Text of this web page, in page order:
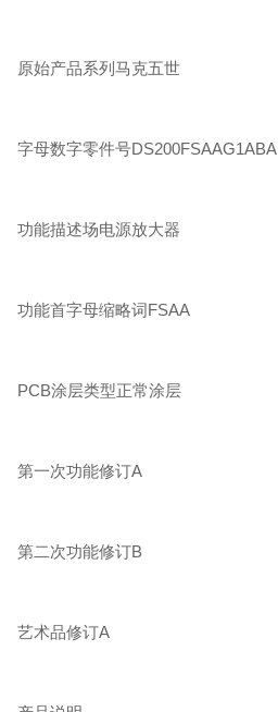
原始产品系列马克五世
字母数字零件号DS200FSAAG1ABA
功能描述场电源放大器
功能首字母缩略词FSAA
PCB涂层类型正常涂层
第一次功能修订A
第二次功能修订B
艺术品修订A